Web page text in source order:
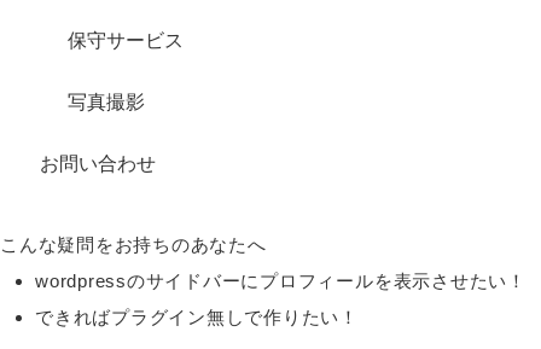
保守サービス
写真撮影
お問い合わせ
こんな疑問をお持ちのあなたへ
wordpressのサイドバーにプロフィールを表示させたい！
できればプラグイン無しで作りたい！